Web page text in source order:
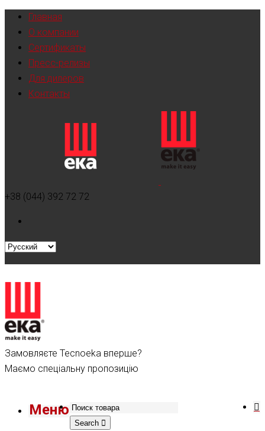
Главная
О компании
Сертификаты
Пресс-релизы
Для дилеров
Контакты
+38 (044) 392 72 72
Замовляєте Tecnoeka вперше?
Маємо спеціальну пропозицію
Меню
Search